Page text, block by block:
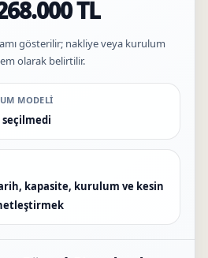
TL
gösterilir; nakliye veya kurulum
olarak belirtilir.
MODELI
kapasite, kurulum ve kesin